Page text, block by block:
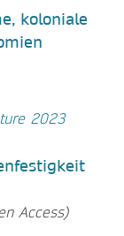
koloniale
Access)